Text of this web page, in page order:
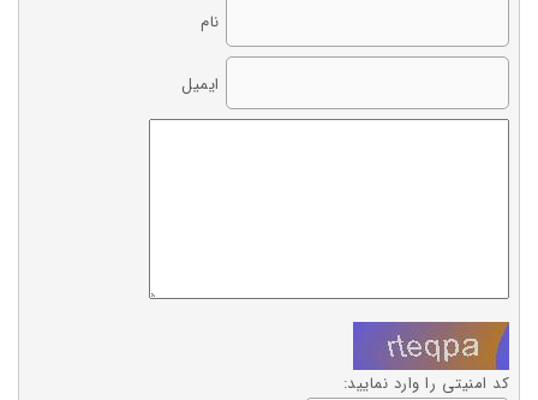
نام
ایمیل
کد امنیتی را وارد نمایید: